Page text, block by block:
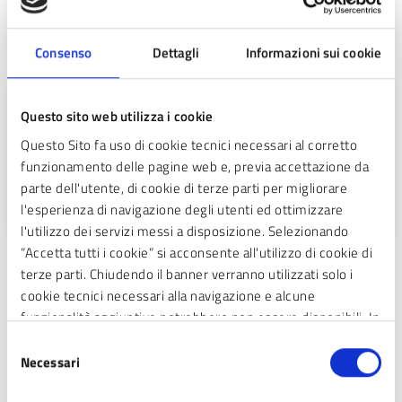
Consenso Dettagli Informazioni sui cookie
Questo sito web utilizza i cookie
Questo Sito fa uso di cookie tecnici necessari al corretto
funzionamento delle pagine web e, previa accettazione da
parte dell'utente, di cookie di terze parti per migliorare
l'esperienza di navigazione degli utenti ed ottimizzare
l'utilizzo dei servizi messi a disposizione. Selezionando
“Accetta tutti i cookie” si acconsente all'utilizzo di cookie di
terze parti. Chiudendo il banner verranno utilizzati solo i
cookie tecnici necessari alla navigazione e alcune
funzionalità aggiuntive potrebbero non essere disponibili. In
che contribuiscono a rendere fruibile il sito web abilitando
funzionalità di base quali la navigazione sulle pagine e
delNecessari
la vita della comunità.
Segreteria delle infrastrutture e reti
comunali:manutenzione di strade, marciapiedi,
segnaletica e viabilità.
« 3 4 5 6 7 8 9
10